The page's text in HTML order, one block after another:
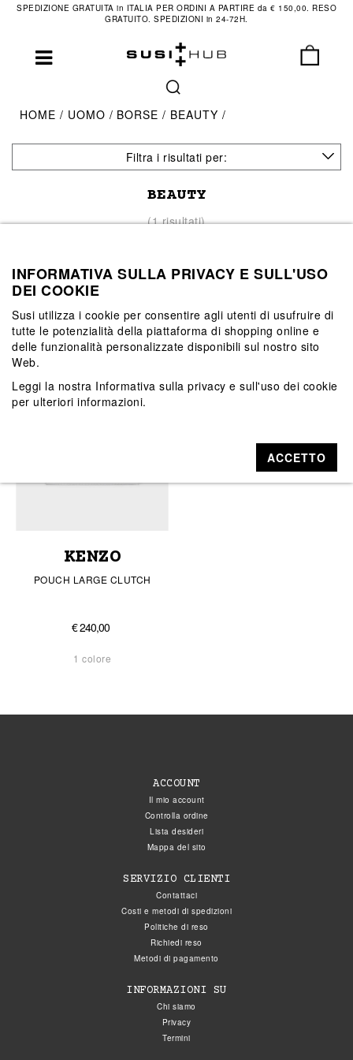
SPEDIZIONE GRATUITA in ITALIA PER ORDINI A PARTIRE da € 150,00. RESO
GRATUITO. SPEDIZIONI in 24-72H.
HOME UOMO BORSE BEAUTY
Filtra i risultati per:
BEAUTY
(1 risultati)
KENZO
POUCH LARGE CLUTCH
€ 240,00
1 colore
ACCOUNT
Il mio account
Controlla ordine
Lista desideri
Mappa del sito
SERVIZIO CLIENTI
Contattaci
Costi e metodi di spedizioni
Politiche di reso
Richiedi reso
Metodi di pagamento
INFORMAZIONI SU
Chi siamo
Privacy
Termini
INFORMATIVA SULLA PRIVACY E SULL'USO
DEI COOKIE
Susi utilizza i cookie per consentire agli utenti di usufruire di
tutte le potenzialità della piattaforma di shopping online e
delle funzionalità personalizzate disponibili sul nostro sito
Web.
Leggi la nostra Informativa sulla privacy e sull'uso dei cookie
per ulteriori informazioni.
ACCETTO